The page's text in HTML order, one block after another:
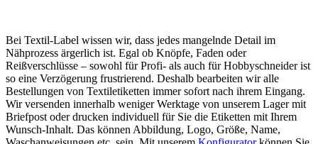
Bei Textil-Label wissen wir, dass jedes mangelnde Detail im
Nähprozess ärgerlich ist. Egal ob Knöpfe, Faden oder
Reißverschlüsse – sowohl für Profi- als auch für Hobbyschneider ist
so eine Verzögerung frustrierend. Deshalb bearbeiten wir alle
Bestellungen von Textiletiketten immer sofort nach ihrem Eingang.
Wir versenden innerhalb weniger Werktage von unserem Lager mit
Briefpost oder drucken individuell für Sie die Etiketten mit Ihrem
Wunsch-Inhalt. Das können Abbildung, Logo, Größe, Name,